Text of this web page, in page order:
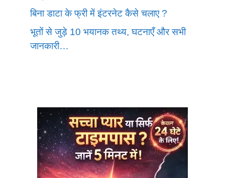
बिना डाटा के फ्री में इंटरनेट कैसे चलाए ?
भूतों से जुड़े 10 भयानक तथ्य, घटनाएँ और सभी
जानकारी…